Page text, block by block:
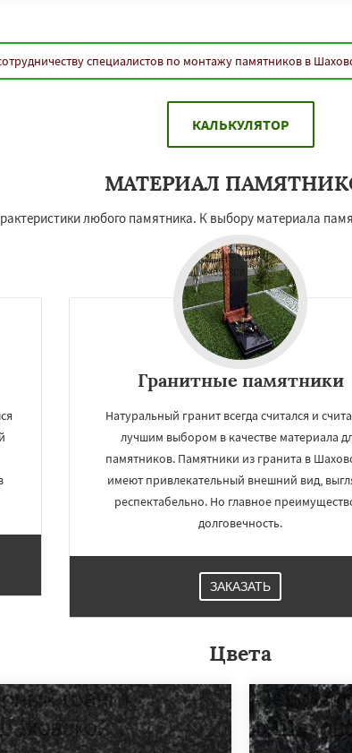
специалистов по монтажу памятников в
КАЛЬКУЛЯТОР
МАТЕРИАЛ
любого памятника. К выбору материала
Гранитные памятники
Натуральный гранит всегда считался и
лучшим выбором в качестве материала
памятников. Памятники из гранита в
имеют привлекательный внешний вид,
респектабельно. Но главное
долговечность.
ЗАКАЗАТЬ
Цвета